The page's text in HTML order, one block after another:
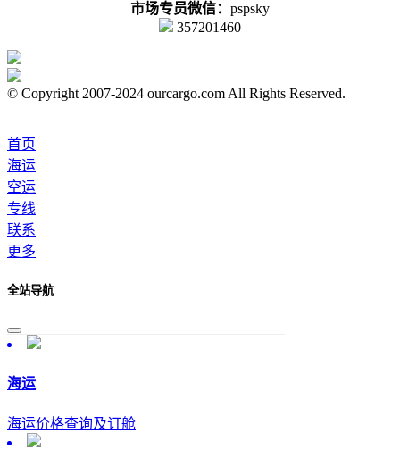
市场专员微信： pspsky
357201460
© Copyright 2007-2024 ourcargo.com All Rights Reserved.
首页
海运
空运
专线
联系
更多
全站导航
海运
海运价格查询及订舱